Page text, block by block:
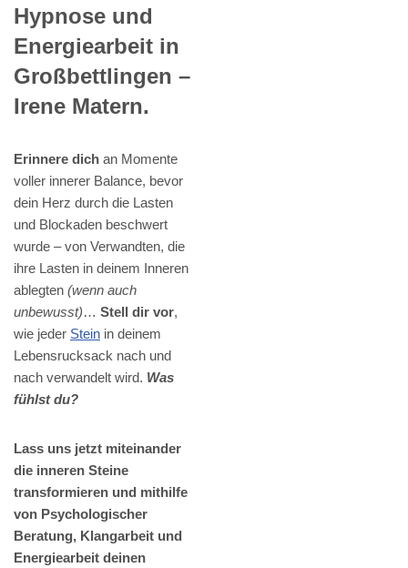
Hypnose und
Energiearbeit in
Großbettlingen –
Irene Matern.
Erinnere dich an Momente
voller innerer Balance, bevor
dein Herz durch die Lasten
und Blockaden beschwert
wurde – von Verwandten, die
ihre Lasten in deinem Inneren
ablegten (wenn auch
unbewusst)… Stell dir vor,
wie jeder Stein in deinem
Lebensrucksack nach und
nach verwandelt wird. Was
fühlst du?
Lass uns jetzt miteinander
die inneren Steine
transformieren und mithilfe
von Psychologischer
Beratung, Klangarbeit und
Energiearbeit deinen